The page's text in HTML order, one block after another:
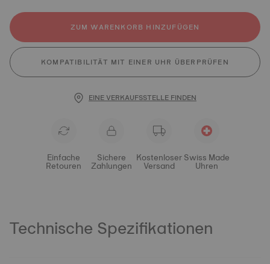
ZUM WARENKORB HINZUFÜGEN
KOMPATIBILITÄT MIT EINER UHR ÜBERPRÜFEN
EINE VERKAUFSSTELLE FINDEN
Einfache
Retouren
Sichere
Zahlungen
Kostenloser
Versand
Swiss Made
Uhren
Technische Spezifikationen